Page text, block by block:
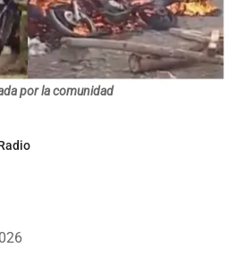
por la comunidad